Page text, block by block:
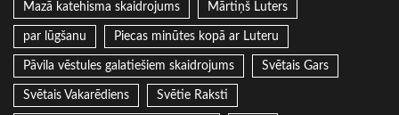
Mazā katehisma skaidrojums Mārtiņš Luters
par lūgšanu Piecas minūtes kopā ar Luteru
Pāvila vēstules galatiešiem skaidrojums Svētais Gars
Svētais Vakarēdiens Svētie Raksti